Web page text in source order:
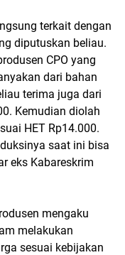
terkait dengan
diputuskan beliau.
CPO yang
dari bahan
terima juga dari
Kemudian diolah
HET Rp14.000.
saat ini bisa
eks Kabareskrim
mengaku
melakukan
sesuai kebijakan